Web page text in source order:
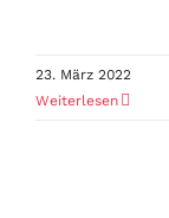
23. März 2022
Weiterlesen